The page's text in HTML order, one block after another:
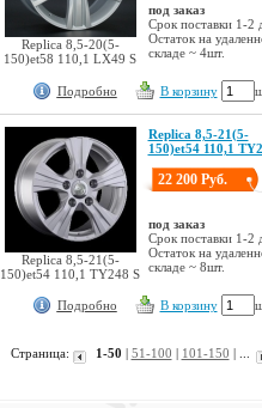
Replica 8,5-20(5-
150)et58 110,1 LX49 S
под заказ
Срок поставки 1-2
Остаток на
складе ~ 4шт.
Подробно В корзину
Replica 8,5-21(5-
150)et54 110,1 TY248 S
Replica 8,5-21(5-
150)et54 110,1
22 200 Руб.
под заказ
Срок поставки 1-2
Остаток на
складе ~ 8шт.
Подробно В корзину
Страница: 1-50 | 51-100 | 101-150 | ...